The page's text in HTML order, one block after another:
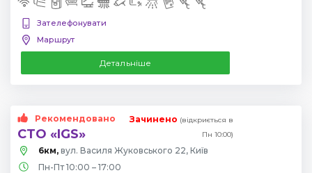
Зателефонувати
Маршрут
Детальніше
Рекомендовано
СТО «IGS»
Зачинено (відкриється в
Пн 10:00)
6км, вул. Василя Жуковського 22, Київ
Пн-Пт 10:00 – 17:00